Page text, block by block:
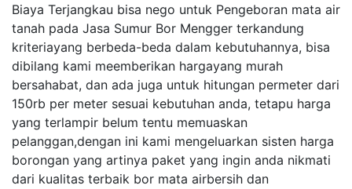
Biaya Terjangkau bisa nego untuk Pengeboran mata air
tanah pada Jasa Sumur Bor Mengger terkandung
kriteriayang berbeda-beda dalam kebutuhannya, bisa
dibilang kami meemberikan hargayang murah
bersahabat, dan ada juga untuk hitungan permeter dari
150rb per meter sesuai kebutuhan anda, tetapu harga
yang terlampir belum tentu memuaskan
pelanggan,dengan ini kami mengeluarkan sisten harga
borongan yang artinya paket yang ingin anda nikmati
dari kualitas terbaik bor mata airbersih dan